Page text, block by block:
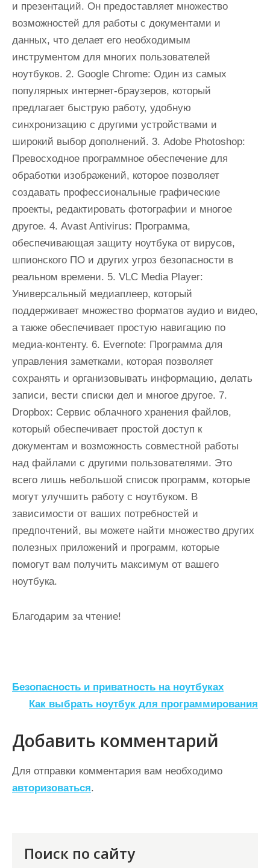
и презентаций. Он предоставляет множество
возможностей для работы с документами и
данных, что делает его необходимым
инструментом для многих пользователей
ноутбуков. 2. Google Chrome: Один из самых
популярных интернет-браузеров, который
предлагает быструю работу, удобную
синхронизацию с другими устройствами и
широкий выбор дополнений. 3. Adobe Photoshop:
Превосходное программное обеспечение для
обработки изображений, которое позволяет
создавать профессиональные графические
проекты, редактировать фотографии и многое
другое. 4. Avast Antivirus: Программа,
обеспечивающая защиту ноутбука от вирусов,
шпионского ПО и других угроз безопасности в
реальном времени. 5. VLC Media Player:
Универсальный медиаплеер, который
поддерживает множество форматов аудио и видео,
а также обеспечивает простую навигацию по
медиа-контенту. 6. Evernote: Программа для
управления заметками, которая позволяет
сохранять и организовывать информацию, делать
записи, вести списки дел и многое другое. 7.
Dropbox: Сервис облачного хранения файлов,
который обеспечивает простой доступ к
документам и возможность совместной работы
над файлами с другими пользователями. Это
всего лишь небольшой список программ, которые
могут улучшить работу с ноутбуком. В
зависимости от ваших потребностей и
предпочтений, вы можете найти множество других
полезных приложений и программ, которые
помогут вам получить максимум от вашего
ноутбука.
Благодарим за чтение!
Н
в
и
г
а
Безопасность и приватность на ноутбуках
Как выбрать ноутбук для программирования
Добавить комментарий
Для отправки комментария вам необходимо
авторизоваться.
Поиск по сайту